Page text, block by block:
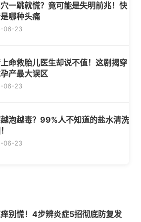
一跳就慌？竟可能是失明前兆！快
哪种头痛
06-23
命救胎儿医生却说不值！这剧揭穿
产最大误区
06-23
泡越毒？99%人不知道的盐水清洗
06-23
别慌！4步辨炎症5招彻底防复发